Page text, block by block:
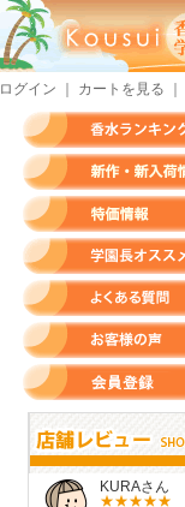
ログイン カートを見る
KURAさん